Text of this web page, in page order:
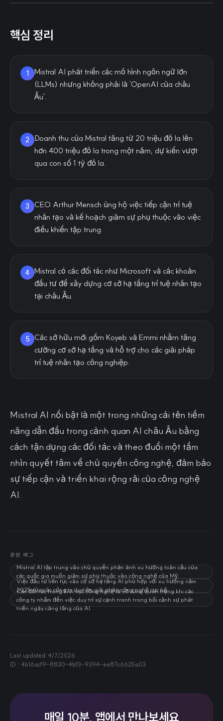
핵심 정리
1
Mistral AI phát triển các mô hình ngôn ngữ lớn
(LLMs) nhưng không phải là 'OpenAI của châu
Âu'.
2
Doanh thu của Mistral tăng từ 20 triệu đô la lên
hơn 400 triệu đô la trong một năm, dự kiến vượt
qua con số 1 tỷ đô la.
3
CEO Arthur Mensch ủng hộ việc tiếp cận trí tuệ
nhân tạo và kế hoạch giảm sự phụ thuộc vào việc
điều khiển tập trung.
4 Mistral có các đối tác như Microsoft và các khoản
đầu tư để xây dựng cơ sở hạ tầng trí tuệ nhân tạo
tại châu Âu.
5
Các sở hữu mới gồm Koyeb và Emmi nhằm tăng
cường cơ sở hạ tầng và hỗ trợ cho các giải pháp
trí tuệ nhân tạo công nghiệp.
Mistral AI nổi bật là một trong những cái tên tiềm
năng dẫn đầu trong cảnh quan AI châu Âu bằng
cách tận dụng các đối tác và theo đuổi một tầm
nhìn quyết tâm về chủ quyền công nghệ, đảm bảo
sự tiếp cận và triển khai rộng rãi của công nghệ
AI.
관련 태그
Mistral AI tập trung vào chủ quyền phản ánh xu hướng toàn cầu của
các quốc gia muốn giảm sự phụ thuộc vào công nghệ của Mỹ.
Việc đầu tư liên tục vào cơ sở hạ tầng AI phù hợp với xu hướng năm
2025 của các công ty ưu tiên giải pháp công nghệ cục bộ.
Các đối tác trong lĩnh vực công nghệ là vô cùng quan trọng khi các
công ty nhắm đến việc duy trì sự cạnh tranh trong bối cảnh sự phát
triển ngày càng tăng của AI.
Last updated: 4/7/2026
ID · 4b16acf9-8830-4bf3-9394-ee87c6625a03
매일 10분, 앱에서 만나보세요